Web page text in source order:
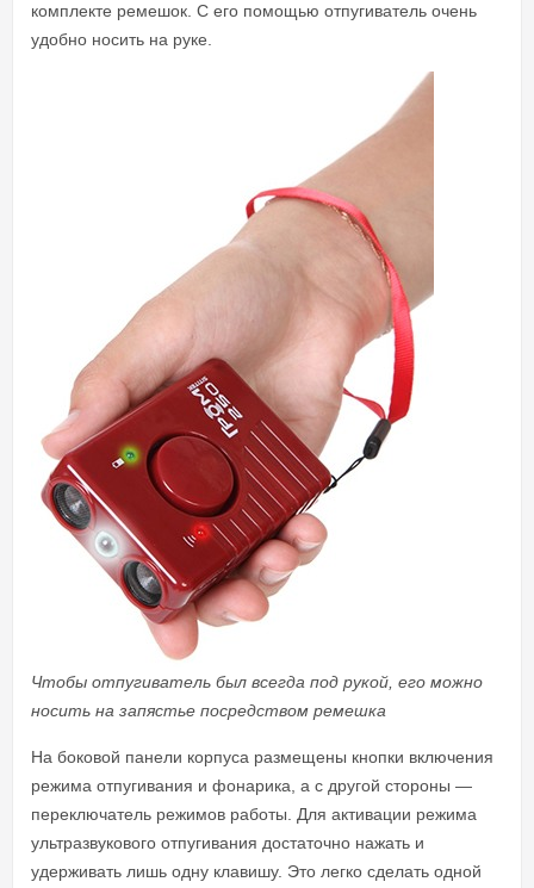
комплекте ремешок. С его помощью отпугиватель очень
удобно носить на руке.
Чтобы отпугиватель был всегда под рукой, его можно
носить на запястье посредством ремешка
На боковой панели корпуса размещены кнопки включения
режима отпугивания и фонарика, а с другой стороны —
переключатель режимов работы. Для активации режима
ультразвукового отпугивания достаточно нажать и
удерживать лишь одну клавишу. Это легко сделать одной